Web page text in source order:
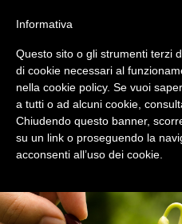
Informativa
Questo sito o gli strumenti terzi
di cookie necessari al
nella cookie policy. Se vuoi
a tutti o ad alcuni cookie,
Chiudendo questo banner,
su un link o proseguendo la
acconsenti all’uso dei cookie.